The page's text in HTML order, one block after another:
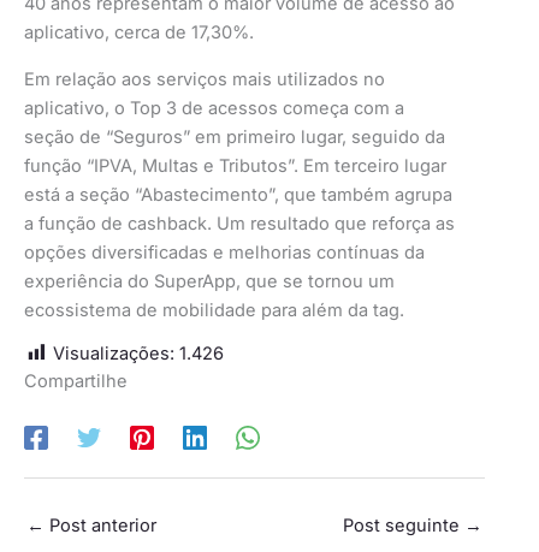
aplicativo, cerca de 17,30%.
Em relação aos serviços mais utilizados no
aplicativo, o Top 3 de acessos começa com a
seção de “Seguros” em primeiro lugar, seguido da
função “IPVA, Multas e Tributos”. Em terceiro lugar
está a seção “Abastecimento”, que também agrupa
a função de cashback. Um resultado que reforça as
opções diversificadas e melhorias contínuas da
experiência do SuperApp, que se tornou um
ecossistema de mobilidade para além da tag.
Visualizações: 1.426
Compartilhe
← Post anterior Post seguinte →